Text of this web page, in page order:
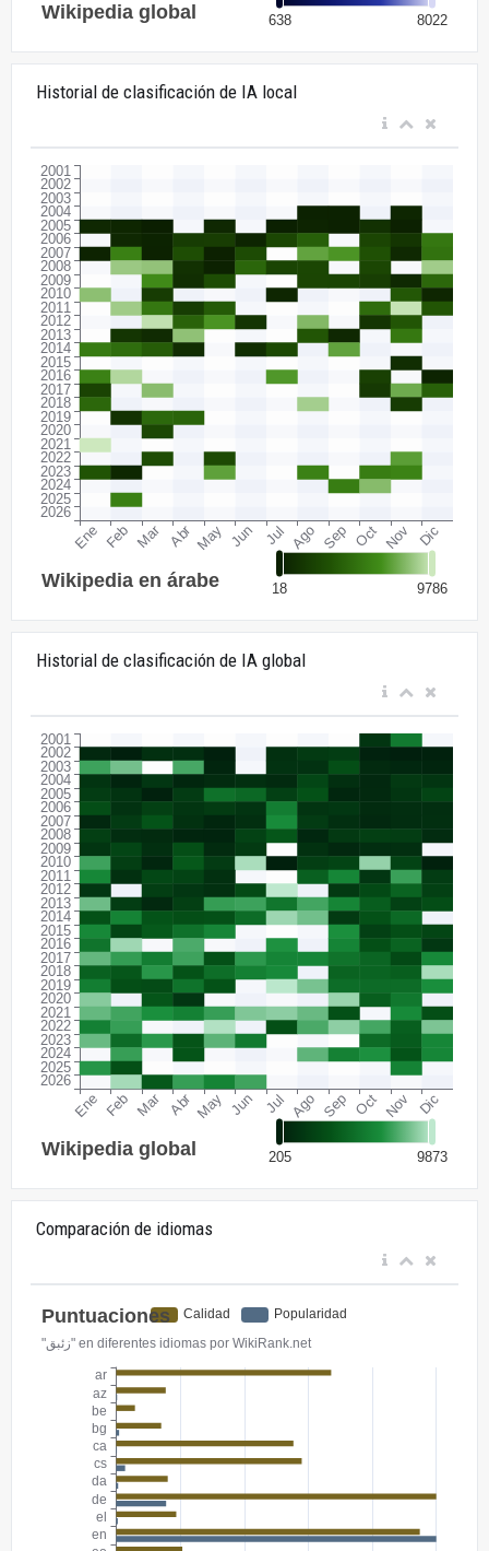
Historial de clasificación de IA local
Historial de clasificación de IA global
Comparación de idiomas